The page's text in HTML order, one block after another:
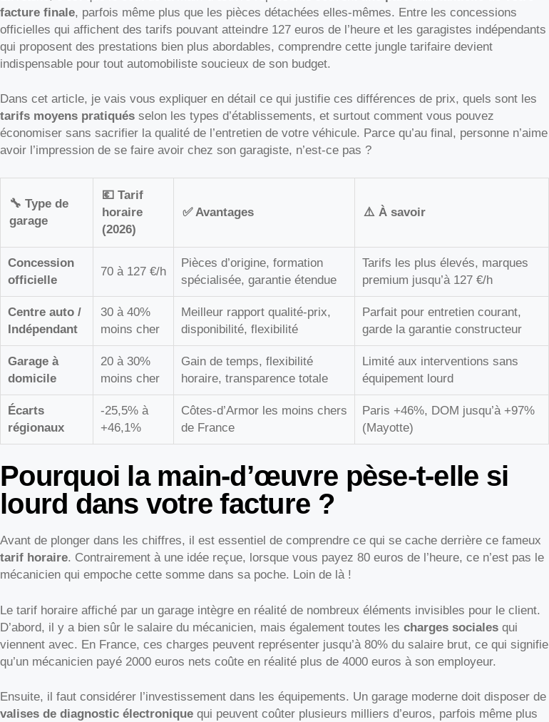
facture finale, parfois même plus que les pièces détachées elles-mêmes. Entre les concessions
officielles qui affichent des tarifs pouvant atteindre 127 euros de l’heure et les garagistes indépendants
qui proposent des prestations bien plus abordables, comprendre cette jungle tarifaire devient
indispensable pour tout automobiliste soucieux de son budget.
Dans cet article, je vais vous expliquer en détail ce qui justifie ces différences de prix, quels sont les
tarifs moyens pratiqués selon les types d’établissements, et surtout comment vous pouvez
économiser sans sacrifier la qualité de l’entretien de votre véhicule. Parce qu’au final, personne n’aime
avoir l’impression de se faire avoir chez son garagiste, n’est-ce pas ?
🔧 Type de
garage
💶 Tarif
horaire
(2026)
✅ Avantages ⚠️ À savoir
Concession
officielle
70 à 127 €/h
Pièces d’origine, formation
spécialisée, garantie étendue
Tarifs les plus élevés, marques
premium jusqu’à 127 €/h
Centre auto /
Indépendant
30 à 40%
moins cher
Meilleur rapport qualité-prix,
disponibilité, flexibilité
Parfait pour entretien courant,
garde la garantie constructeur
Garage à
domicile
20 à 30%
moins cher
Gain de temps, flexibilité
horaire, transparence totale
Limité aux interventions sans
équipement lourd
Écarts
régionaux
-25,5% à
+46,1%
Côtes-d’Armor les moins chers
de France
Paris +46%, DOM jusqu’à +97%
(Mayotte)
Pourquoi la main-d’œuvre pèse-t-elle si
lourd dans votre facture ?
Avant de plonger dans les chiffres, il est essentiel de comprendre ce qui se cache derrière ce fameux
tarif horaire. Contrairement à une idée reçue, lorsque vous payez 80 euros de l’heure, ce n’est pas le
mécanicien qui empoche cette somme dans sa poche. Loin de là !
Le tarif horaire affiché par un garage intègre en réalité de nombreux éléments invisibles pour le client.
D’abord, il y a bien sûr le salaire du mécanicien, mais également toutes les charges sociales qui
viennent avec. En France, ces charges peuvent représenter jusqu’à 80% du salaire brut, ce qui signifie
qu’un mécanicien payé 2000 euros nets coûte en réalité plus de 4000 euros à son employeur.
Ensuite, il faut considérer l’investissement dans les équipements. Un garage moderne doit disposer de
valises de diagnostic électronique qui peuvent coûter plusieurs milliers d’euros, parfois même plus